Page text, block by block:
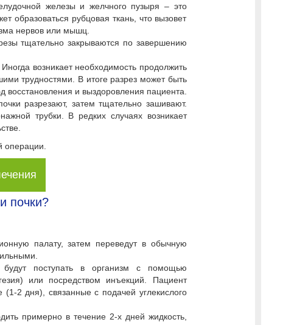
железы и желчного пузыря – это
образоваться рубцовая ткань, что вызовет
нервов или мышц.
тщательно закрываются по завершению
возникает необходимость продолжить
трудностями. В итоге разрез может быть
восстановления и выздоровления пациента.
разрезают, затем тщательно зашивают.
трубки. В редких случаях возникает
операции.
почки?
палату, затем переведут в обычную
поступать в организм с помощью
или посредством инъекций. Пациент
2 дня), связанные с подачей углекислого
примерно в течение 2-х дней жидкость,